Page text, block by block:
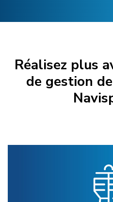
Réalisez plus
de gestion